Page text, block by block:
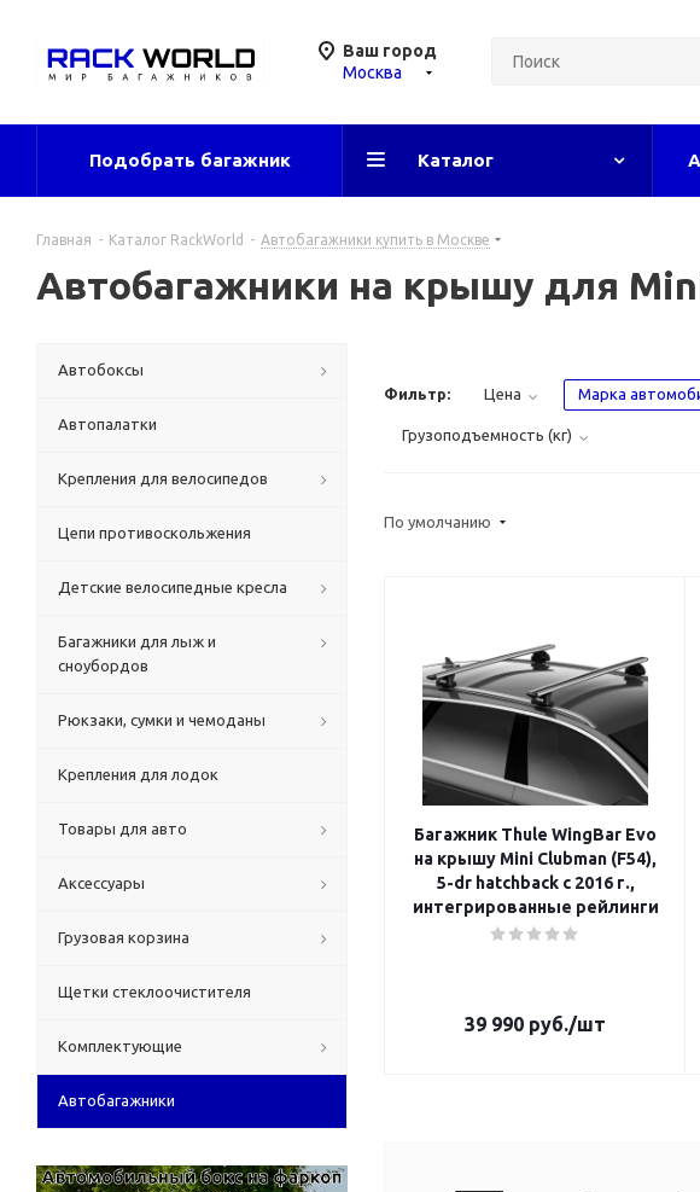
Ваш город
Москва
Подобрать багажник Каталог
Главная - Каталог RackWorld - Автобагажники купить в Москве
Автобагажники на крышу для
Фильтр: Цена Марка
Грузоподъемность (кг)
По умолчанию
Багажник Thule WingBar Evo
на крышу Mini Clubman (F54),
5-dr hatchback с 2016 г.,
интегрированные рейлинги
39 990 руб./шт
Автобоксы
Автопалатки
Крепления для велосипедов
Цепи противоскольжения
Детские велосипедные кресла
Багажники для лыж и
сноубордов
Рюкзаки, сумки и чемоданы
Крепления для лодок
Товары для авто
Аксессуары
Грузовая корзина
Щетки стеклоочистителя
Комплектующие
Автобагажники